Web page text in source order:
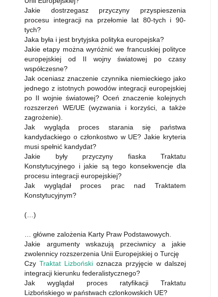
Jakie dostrzegasz przyczyny przyspieszenia
procesu integracji na przełomie lat 80-tych i 90-
tych?
Jaka była i jest brytyjska polityka europejska?
Jakie etapy można wyróżnić we francuskiej polityce
europejskiej od II wojny światowej po czasy
współczesne?
Jak oceniasz znaczenie czynnika niemieckiego jako
jednego z istotnych powodów integracji europejskiej
po II wojnie światowej? Oceń znaczenie kolejnych
rozszerzeń WE/UE (wyzwania i korzyści, a także
zagrożenie).
Jak wygląda proces starania się państwa
kandydackiego o członkostwo w UE? Jakie kryteria
musi spełnić kandydat?
Jakie były przyczyny fiaska Traktatu
Konstytucyjnego i jakie są tego konsekwencje dla
procesu integracji europejskiej?
Jak wyglądał proces prac nad Traktatem
Konstytucyjnym?
(…)
… główne zalożenia Karty Praw Podstawowych.
Jakie argumenty wskazują przeciwnicy a jakie
zwolennicy rozszerzenia Unii Europejskiej o Turcję
Czy Traktat Lizboński oznacza przyjęcie w dalszej
integracji kierunku federalistycznego?
Jak wyglądał proces ratyfikacji Traktatu
Lizbońskiego w państwach czlonkowskich UE?